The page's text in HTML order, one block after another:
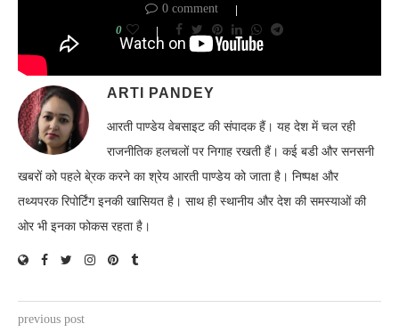
0 comment
0
ARTI PANDEY
आरती पाण्डेय वेबसाइट की संपादक हैं। यह देश में चल रही
राजनीतिक हलचलों पर निगाह रखती हैं। कई बडी और सनसनी
खबरों को पहले बे्रक करने का श्रेय आरती पाण्डेय को जाता है। निष्पक्ष और
तथ्यपरक रिपोर्टिंग इनकी खासियत है। साथ ही स्थानीय और देश की समस्याओं की
ओर भी इनका फोकस रहता है।
previous post